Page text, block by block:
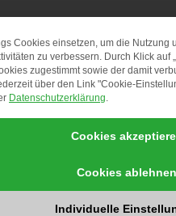
Cookies einsetzen, um die Nutzung
zu verbessern. Durch Klick auf
zugestimmt sowie der damit
über den Link "Cookie-
Datenschutzerklärung.
Cookies
Cookies ablehnen
Individuelle